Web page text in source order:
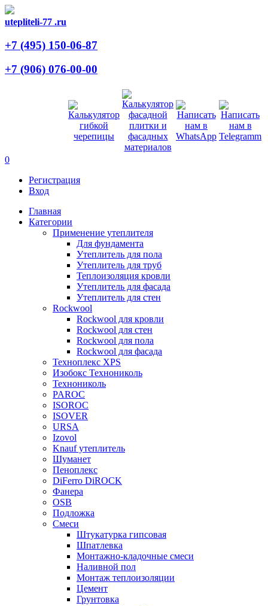
utepliteli-77 .ru
+7 (495) 150-06-87
+7 (906) 076-00-00
0
Регистрация
Вход
Главная
Категории
Применение утеплителя
Для фундамента
Утеплитель для пола
Утеплитель для труб
Теплоизоляция кровли
Утеплитель для фасада
Утеплитель для стен
Rockwool
Rockwool для кровли
Rockwool для стен
Rockwool для пола
Rockwool для фасада
Техноплекс XPS
Изобокс Технониколь
Технониколь
PAROC
ISOROC
ISOVER
URSA
Izovol
Knauf утеплитель
Шуманет
Пеноплекс
DiFerro DiROCK
Фанера
OSB
Подложка
Смеси
Штукатурка гипсовая
Шпатлевка
Монтажно-кладочные смеси
Наливной пол
Монтаж теплоизоляции
Цемент
Грунтовка